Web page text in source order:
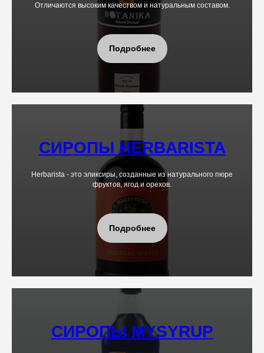
Отличаются высоким качеством и натуральным составом.
Подробнее
СИРОПЫ HERBARISTA
Herbarista - это эликсиры, созданные из натурального пюре
фруктов, ягод и орехов.
Подробнее
СИРОПЫ MYSYRUP